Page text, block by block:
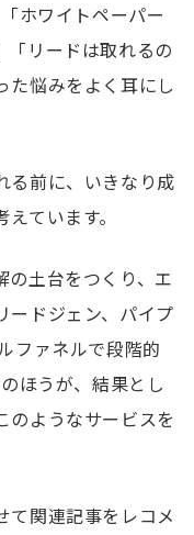
「ホワイトペーパー
「リードは取れるの
た悩みをよく耳にし
る前に、いきなり成
ています。
の土台をつくり、エ
ードジェン、パイプ
ファネルで段階的
ほうが、結果とし
のようなサービスを
て関連記事をレコメ